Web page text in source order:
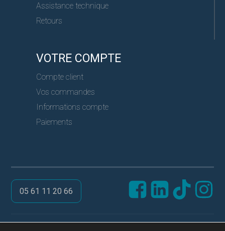
Assistance technique
Retours
VOTRE COMPTE
Compte client
Vos commandes
Informations compte
Paiements
05 61 11 20 66